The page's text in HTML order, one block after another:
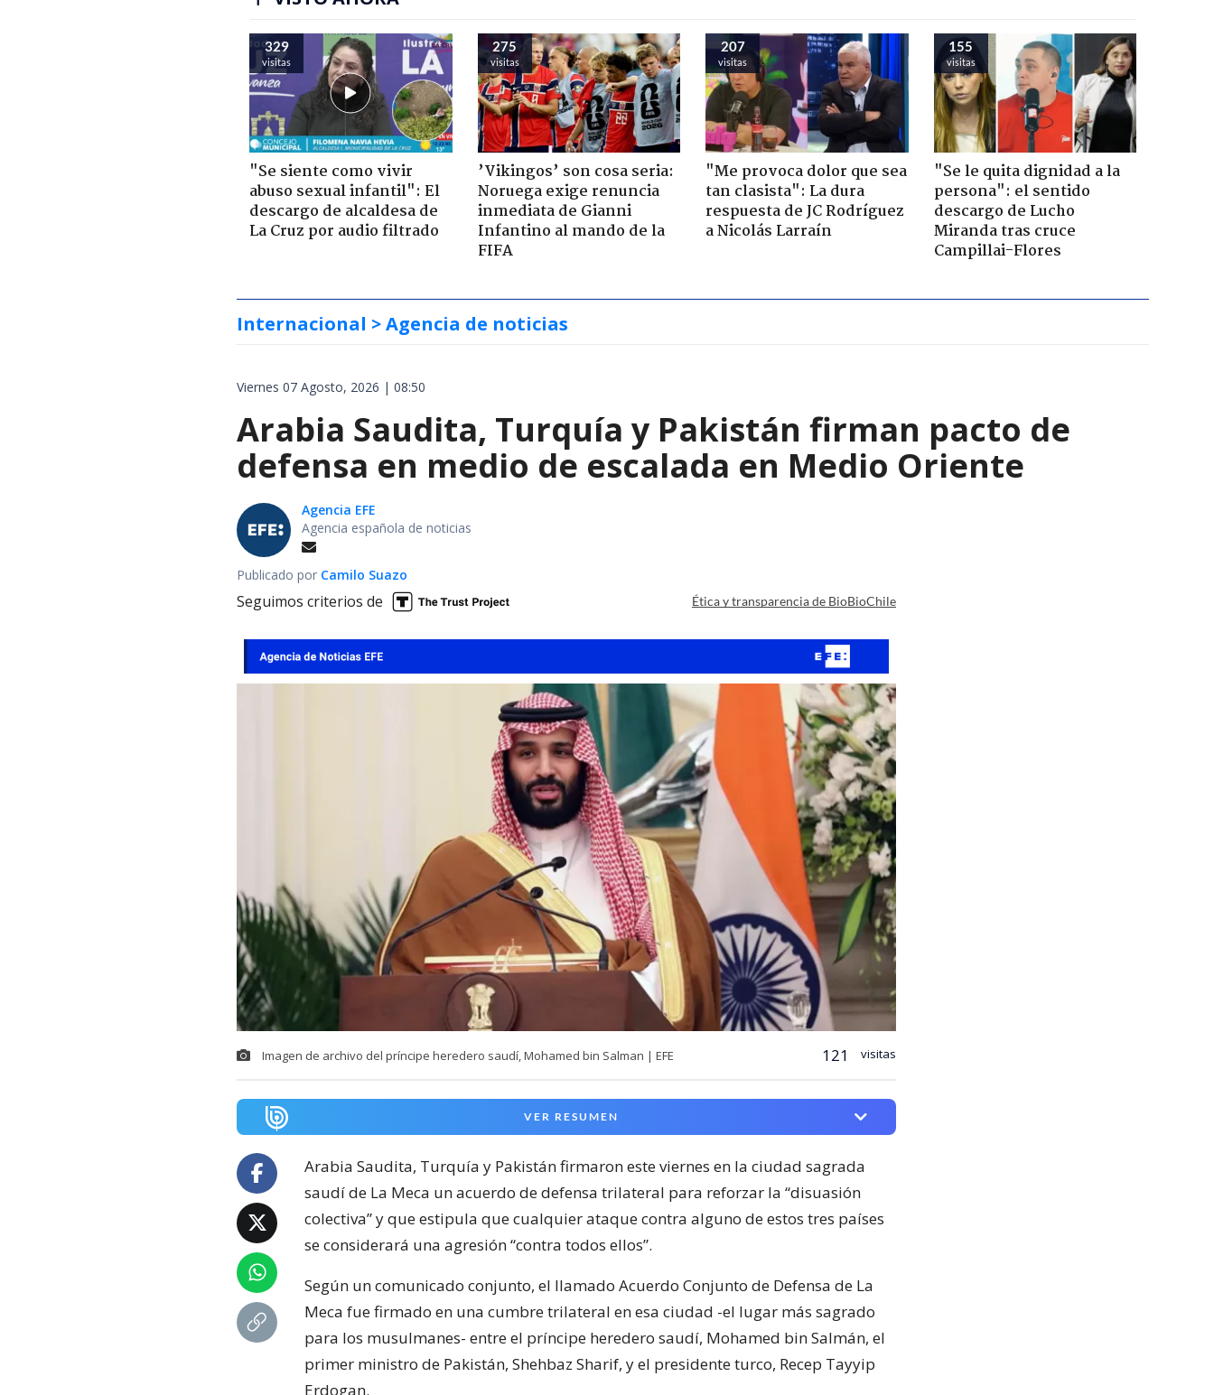
329
visitas
"Se siente como vivir
abuso sexual infantil": El
descargo de alcaldesa de
La Cruz por audio filtrado
275
visitas
’Vikingos’ son cosa seria:
Noruega exige renuncia
inmediata de Gianni
Infantino al mando de la
FIFA
207
visitas
"Me provoca dolor que sea
tan clasista": La dura
respuesta de JC Rodríguez
a Nicolás Larraín
155
visitas
"Se le quita dignidad a la
persona": el sentido
descargo de Lucho
Miranda tras cruce
Campillai-Flores
Internacional > Agencia de noticias
Viernes 07 Agosto, 2026 | 08:50
Arabia Saudita, Turquía y Pakistán firman pacto de
defensa en medio de escalada en Medio Oriente
Agencia EFE
Agencia española de noticias
Publicado por Camilo Suazo
Seguimos criterios de Ética y transparencia de BioBioChile
Imagen de archivo del príncipe heredero saudí, Mohamed bin Salman | EFE 121 visitas
VER RESUMEN
Arabia Saudita, Turquía y Pakistán firmaron este viernes en la ciudad sagrada
saudí de La Meca un acuerdo de defensa trilateral para reforzar la “disuasión
colectiva” y que estipula que cualquier ataque contra alguno de estos tres países
se considerará una agresión “contra todos ellos”.
Según un comunicado conjunto, el llamado Acuerdo Conjunto de Defensa de La
Meca fue firmado en una cumbre trilateral en esa ciudad -el lugar más sagrado
para los musulmanes- entre el príncipe heredero saudí, Mohamed bin Salmán, el
primer ministro de Pakistán, Shehbaz Sharif, y el presidente turco, Recep Tayyip
Erdogan.